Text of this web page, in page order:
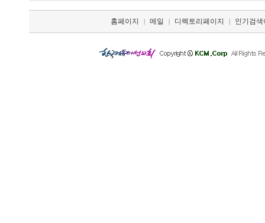
홈페이지 | 메일 | 디렉토리페이지 | 인기검색